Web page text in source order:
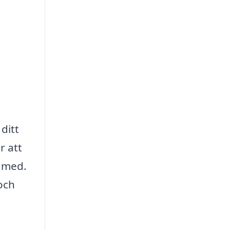
ditt
att